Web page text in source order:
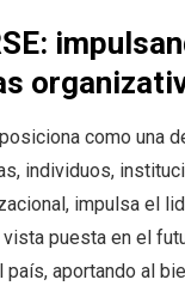
como una
individuos,
impulsa el
vista puesta en el
país, aportando al